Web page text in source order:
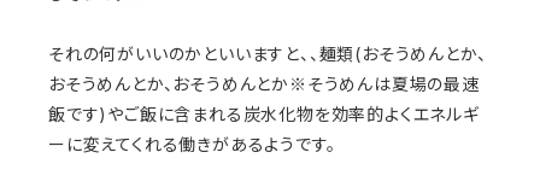
それの何がいいのかといいますと、、麺類(おそうめんとか、
おそうめんとか、おそうめんとか※そうめんは夏場の最速
飯です)やご飯に含まれる炭水化物を効率的よくエネルギ
ーに変えてくれる働きがあるようです。